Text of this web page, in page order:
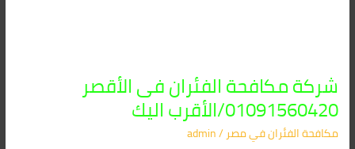
شركة مكافحة الفئران فى الأقصر
01091560420/الأقرب اليك
مكافحة الفئران​ في مصر/
admin